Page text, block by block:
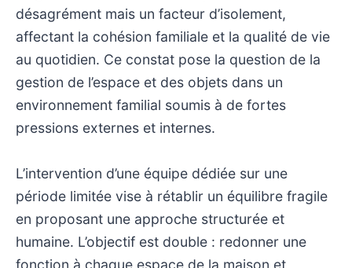
désagrément mais un facteur d’isolement,
affectant la cohésion familiale et la qualité de vie
au quotidien. Ce constat pose la question de la
gestion de l’espace et des objets dans un
environnement familial soumis à de fortes
pressions externes et internes.
L’intervention d’une équipe dédiée sur une
période limitée vise à rétablir un équilibre fragile
en proposant une approche structurée et
humaine. L’objectif est double : redonner une
fonction à chaque espace de la maison et